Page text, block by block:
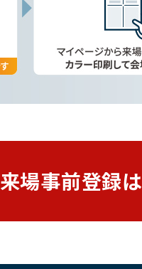
来場事前登録は